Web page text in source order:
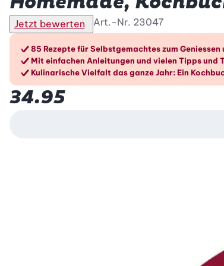
Jetzt bewerten Art.-Nr. 23047
Die Vorteile im
85 Rezepte für Selbstgemachtes zum Geniessen
Mit einfachen Anleitungen und vielen Tipps
Kulinarische Vielfalt das ganze Jahr: Ein
34.95